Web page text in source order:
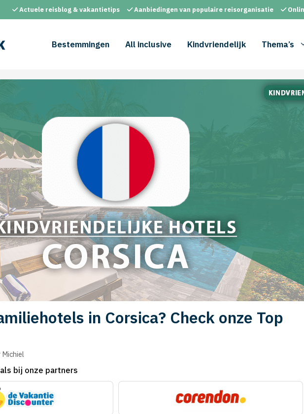
Actuele reisblog & vakantietips Aanbiedingen van populaire reisorganisatie
Bestemmingen All inclusive Kindvriendelijk Thema’s
in Corsica? Check onze Top
Michiel
bij onze partners